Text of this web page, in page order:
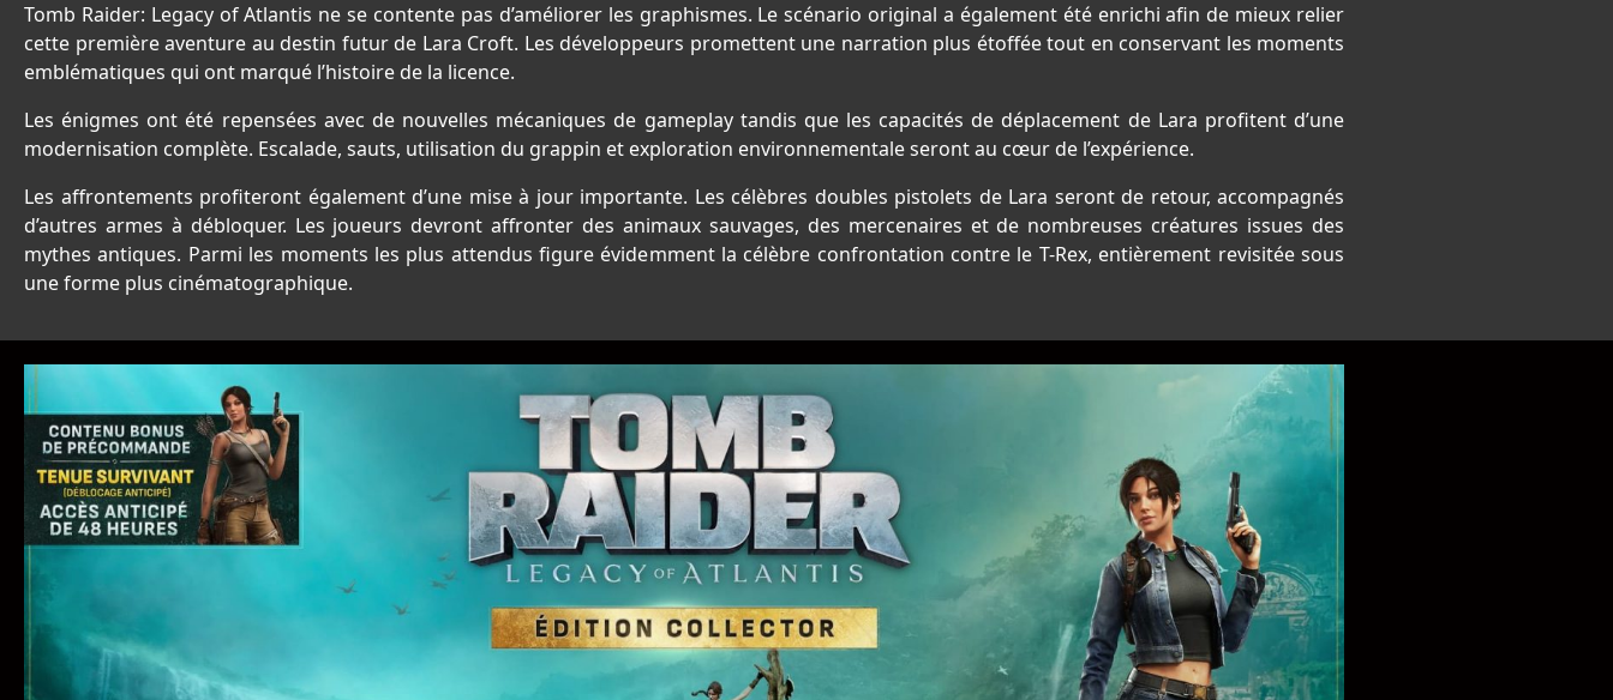
Tomb Raider: Legacy of Atlantis ne se contente pas d’améliorer les graphismes. Le scénario original a également été enrichi afin de mieux relier
cette première aventure au destin futur de Lara Croft. Les développeurs promettent une narration plus étoffée tout en conservant les moments
emblématiques qui ont marqué l’histoire de la licence.
Les énigmes ont été repensées avec de nouvelles mécaniques de gameplay tandis que les capacités de déplacement de Lara profitent d’une
modernisation complète. Escalade, sauts, utilisation du grappin et exploration environnementale seront au cœur de l’expérience.
Les affrontements profiteront également d’une mise à jour importante. Les célèbres doubles pistolets de Lara seront de retour, accompagnés
d’autres armes à débloquer. Les joueurs devront affronter des animaux sauvages, des mercenaires et de nombreuses créatures issues des
mythes antiques. Parmi les moments les plus attendus figure évidemment la célèbre confrontation contre le T-Rex, entièrement revisitée sous
une forme plus cinématographique.